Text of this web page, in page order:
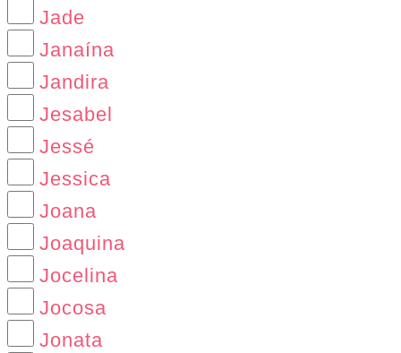
Jade
Janaína
Jandira
Jesabel
Jessé
Jessica
Joana
Joaquina
Jocelina
Jocosa
Jonata